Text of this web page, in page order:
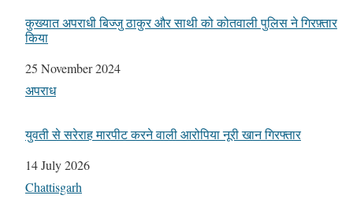
कुख्यात अपराधी बिज्जु ठाकुर और साथी को कोतवाली पुलिस ने गिरफ़्तार
किया
Date
25 November 2024
In relation to
अपराध
युवती से सरेराह मारपीट करने वाली आरोपिया नूरी खान गिरफ्तार
Date
14 July 2026
In relation to
Chattisgarh